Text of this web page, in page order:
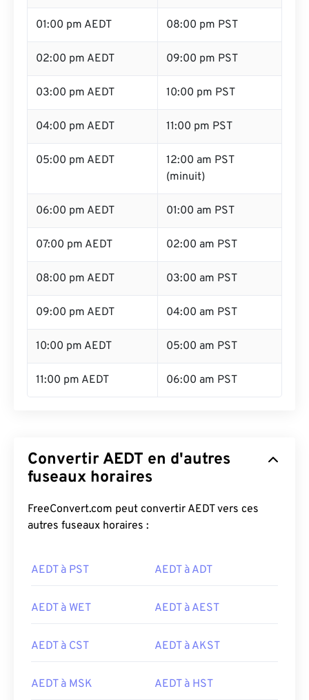
01:00 pm AEDT 08:00 pm PST
02:00 pm AEDT 09:00 pm PST
03:00 pm AEDT 10:00 pm PST
04:00 pm AEDT 11:00 pm PST
05:00 pm AEDT
12:00 am PST
(minuit)
06:00 pm AEDT 01:00 am PST
07:00 pm AEDT 02:00 am PST
08:00 pm AEDT 03:00 am PST
09:00 pm AEDT 04:00 am PST
10:00 pm AEDT 05:00 am PST
11:00 pm AEDT 06:00 am PST
Convertir AEDT en d'autres
fuseaux horaires
FreeConvert.com peut convertir AEDT vers ces
autres fuseaux horaires :
AEDT à PST AEDT à ADT
AEDT à WET AEDT à AEST
AEDT à CST AEDT à AKST
AEDT à MSK AEDT à HST